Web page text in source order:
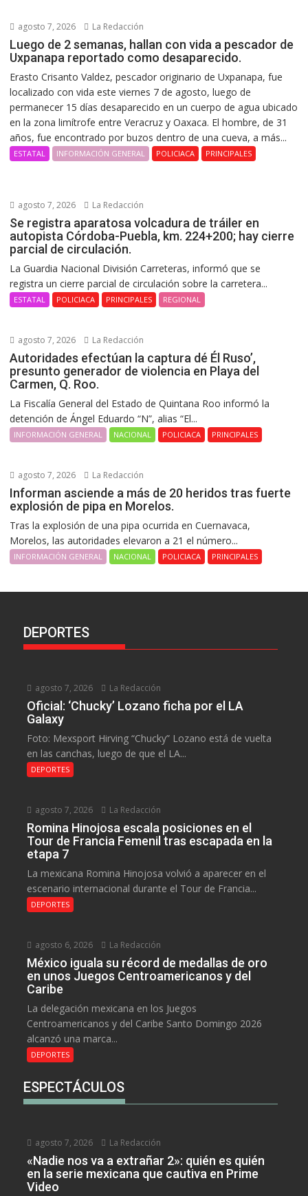
agosto 7, 2026 La Redacción
Luego de 2 semanas, hallan con vida a pescador de
Uxpanapa reportado como desaparecido.
Erasto Crisanto Valdez, pescador originario de Uxpanapa, fue
localizado con vida este viernes 7 de agosto, luego de
permanecer 15 días desaparecido en un cuerpo de agua ubicado
en la zona limítrofe entre Veracruz y Oaxaca. El hombre, de 31
años, fue encontrado por buzos dentro de una cueva, a más...
ESTATAL INFORMACIÓN GENERAL POLICIACA PRINCIPALES
agosto 7, 2026 La Redacción
Se registra aparatosa volcadura de tráiler en
autopista Córdoba-Puebla, km. 224+200; hay cierre
parcial de circulación.
La Guardia Nacional División Carreteras, informó que se
registra un cierre parcial de circulación sobre la carretera...
ESTATAL POLICIACA PRINCIPALES REGIONAL
agosto 7, 2026 La Redacción
Autoridades efectúan la captura dé Él Ruso’,
presunto generador de violencia en Playa del
Carmen, Q. Roo.
La Fiscalía General del Estado de Quintana Roo informó la
detención de Ángel Eduardo “N”, alias “El...
INFORMACIÓN GENERAL NACIONAL POLICIACA PRINCIPALES
agosto 7, 2026 La Redacción
Informan asciende a más de 20 heridos tras fuerte
explosión de pipa en Morelos.
Tras la explosión de una pipa ocurrida en Cuernavaca,
Morelos, las autoridades elevaron a 21 el número...
INFORMACIÓN GENERAL NACIONAL POLICIACA PRINCIPALES
DEPORTES
agosto 7, 2026 La Redacción
Oficial: ‘Chucky’ Lozano ficha por el LA
Galaxy
Foto: Mexsport Hirving “Chucky” Lozano está de vuelta
en las canchas, luego de que el LA...
DEPORTES
agosto 7, 2026 La Redacción
Romina Hinojosa escala posiciones en el
Tour de Francia Femenil tras escapada en la
etapa 7
La mexicana Romina Hinojosa volvió a aparecer en el
escenario internacional durante el Tour de Francia...
DEPORTES
agosto 6, 2026 La Redacción
México iguala su récord de medallas de oro
en unos Juegos Centroamericanos y del
Caribe
La delegación mexicana en los Juegos
Centroamericanos y del Caribe Santo Domingo 2026
alcanzó una marca...
DEPORTES
ESPECTÁCULOS
agosto 7, 2026 La Redacción
«Nadie nos va a extrañar 2»: quién es quién
en la serie mexicana que cautiva en Prime
Video